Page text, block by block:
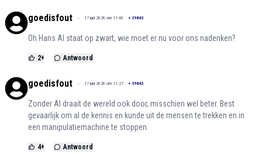
goedisfout 17 juni 2026 om 11:40 + 39843
Oh Hans AI staat op zwart, wie moet er nu voor ons nadenken?
2+ Antwoord
goedisfout 17 juni 2026 om 11:27 + 39843
Zonder AI draait de wereld ook door, misschien wel beter. Best
gevaarlijk om al de kennis en kunde uit de mensen te trekken en in
een manipulatiemachine te stoppen.
4+ Antwoord